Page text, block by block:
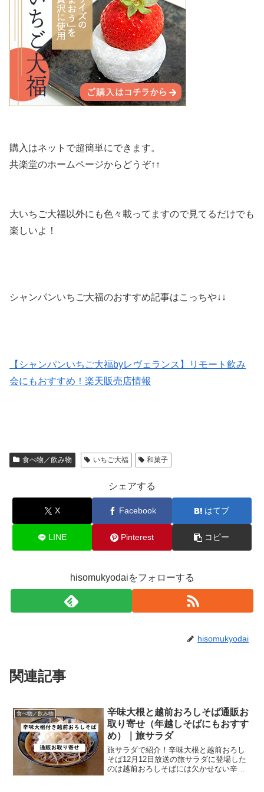
購入はネットで超簡単にできます。
共楽堂のホームページからどうぞ↑↑
大いちご大福以外にも色々載ってますので見てるだけでも
楽しいよ！
シャンパンいちご大福のおすすめ記事はこっちや↓↓
【シャンパンいちご大福byレヴェランス】リモート飲み
会にもおすすめ！楽天販売店情報
食べ物／飲み物 いちご大福 和菓子
シェアする
X Facebook はてブ
LINE Pinterest コピー
hisomukyodaiをフォローする
hisomukyodai
関連記事
食べ物／飲み物
辛味大根と越前おろしそば通販お
取り寄せ（年越しそばにもおすす
め）｜旅サラダ
旅サラダで紹介！辛味大根と越前おろし
そば12月12日放送の旅サラダに登場した
のは越前おろしそばには欠かせない辛味